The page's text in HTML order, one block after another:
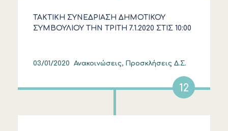
ΤΑΚΤΙΚΗ ΣΥΝΕΔΡΙΑΣΗ ΔΗΜΟΤΙΚΟΥ
ΣΥΜΒΟΥΛΙΟΥ ΤΗΝ ΤΡΙΤΗ 7.1.2020 ΣΤΙΣ 10:00
03/01/2020 Ανακοινώσεις, Προσκλήσεις Δ.Σ.
12